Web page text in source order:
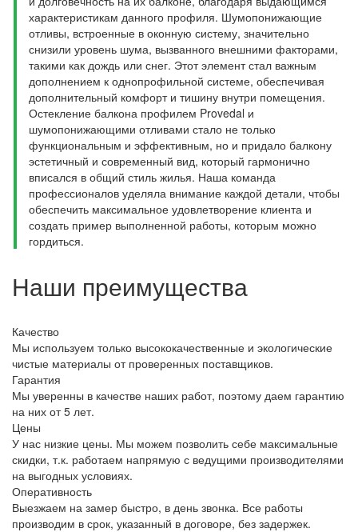
характеристикам данного профиля. Шумопонижающие
отливы, встроенные в оконную систему, значительно
снизили уровень шума, вызванного внешними факторами,
такими как дождь или снег. Этот элемент стал важным
дополнением к однопрофильной системе, обеспечивая
дополнительный комфорт и тишину внутри помещения.
Остекление балкона профилем Provedal и
шумопонижающими отливами стало не только
функциональным и эффективным, но и придало балкону
эстетичный и современный вид, который гармонично
вписался в общий стиль жилья. Наша команда
профессионалов уделяла внимание каждой детали, чтобы
обеспечить максимальное удовлетворение клиента и
создать пример выполненной работы, которым можно
гордиться.
Наши преимущества
Качество
Мы используем только высококачественные и экологические
чистые материалы от проверенных поставщиков.
Гарантия
Мы уверенны в качестве наших работ, поэтому даем гарантию
на них от 5 лет.
Цены
У нас низкие цены. Мы можем позволить себе максимальные
скидки, т.к. работаем напрямую с ведущими производителями
на выгодных условиях.
Оперативность
Выезжаем на замер быстро, в день звонка. Все работы
производим в срок, указанный в договоре, без задержек.